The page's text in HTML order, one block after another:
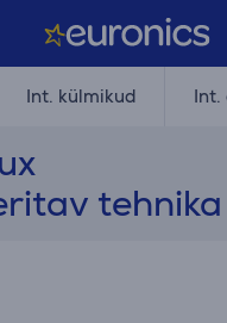
Int. külmikud Int.
tehnika